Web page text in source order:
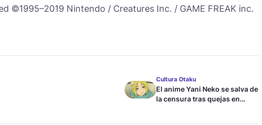
©1995–2019 Nintendo / Creatures Inc. / GAME FREAK inc.
Cultura Otaku
El anime Yani Neko se salva de
la censura tras quejas en